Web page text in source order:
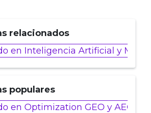
relacionados
en Inteligencia Artificial y
populares
en Optimization GEO y AEO